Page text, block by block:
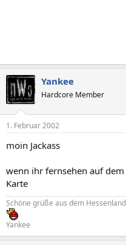
Yankee
Hardcore Member
1. Februar 2002
moin Jackass
wenn ihr fernsehen auf
Karte
Schöne grüße aus dem Hessenland
Yankee